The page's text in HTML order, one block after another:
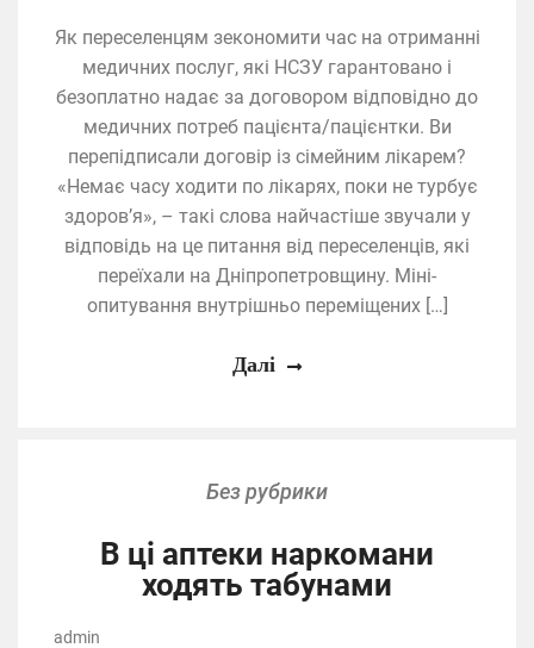
Як переселенцям зекономити час на отриманні
медичних послуг, які НСЗУ гарантовано і
безоплатно надає за договором відповідно до
медичних потреб пацієнта/пацієнтки. Ви
перепідписали договір із сімейним лікарем?
«Немає часу ходити по лікарях, поки не турбує
здоров’я», – такі слова найчастіше звучали у
відповідь на це питання від переселенців, які
переїхали на Дніпропетровщину. Міні-
опитування внутрішньо переміщених […]
Далі
Без рубрики
В ці аптеки наркомани
ходять табунами
admin